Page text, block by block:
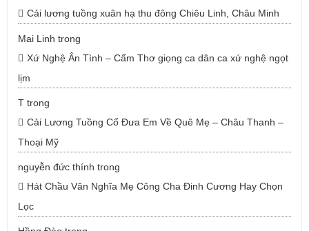
Cải lương tuồng xuân hạ thu đông Chiêu Linh, Châu Minh
Mai Linh trong
Xứ Nghệ Ân Tình – Cẩm Thơ giọng ca dân ca xứ nghệ ngọt
lịm
T trong
Cải Lương Tuồng Cổ Đưa Em Về Quê Mẹ – Châu Thanh –
Thoại Mỹ
nguyễn đức thính trong
Hát Chầu Văn Nghĩa Mẹ Công Cha Đinh Cương Hay Chọn
Lọc